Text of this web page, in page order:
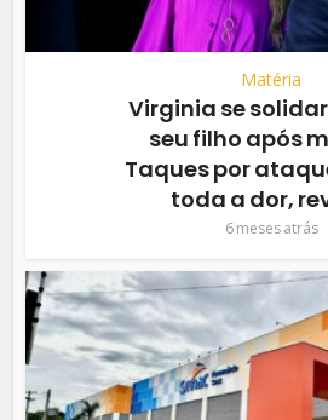
Matéria
Virginia se
seu filho após
Taques por
toda a dor,
6 meses atrás